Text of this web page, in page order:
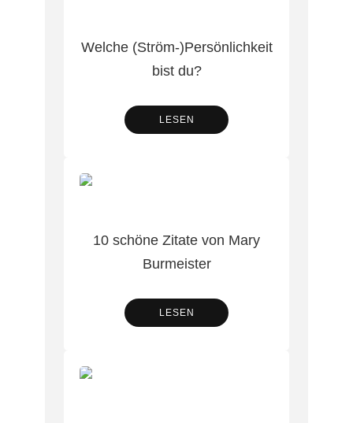
Welche (Ström-)Persönlichkeit
bist du?
LESEN
10 schöne Zitate von Mary
Burmeister
LESEN